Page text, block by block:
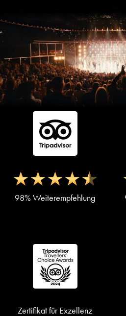
98% Weiterempfehlung
Zertifikat für Exzellenz